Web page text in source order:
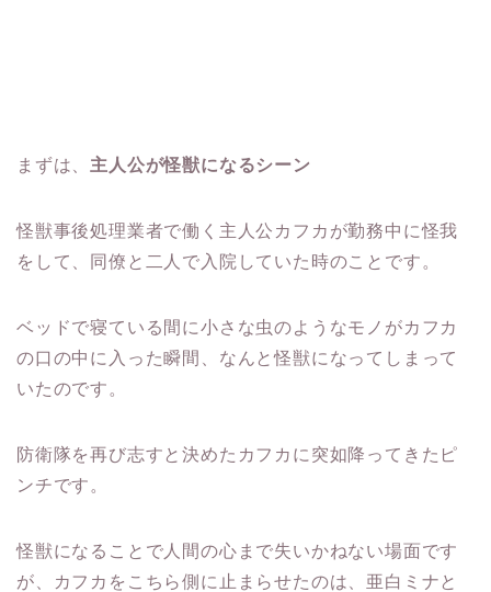
まずは、 主人公が怪獣になるシーン
怪獣事後処理業者で働く主人公カフカが勤務中に怪我
をして、同僚と二人で入院していた時のことです。
ベッドで寝ている間に小さな虫のようなモノがカフカ
の口の中に入った瞬間、なんと怪獣になってしまって
いたのです。
防衛隊を再び志すと決めたカフカに突如降ってきたピ
ンチです。
怪獣になることで人間の心まで失いかねない場面です
が、カフカをこちら側に止まらせたのは、亜白ミナと